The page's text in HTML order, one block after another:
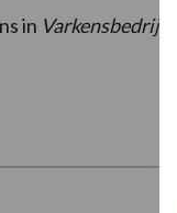
in Varkensbedrijf